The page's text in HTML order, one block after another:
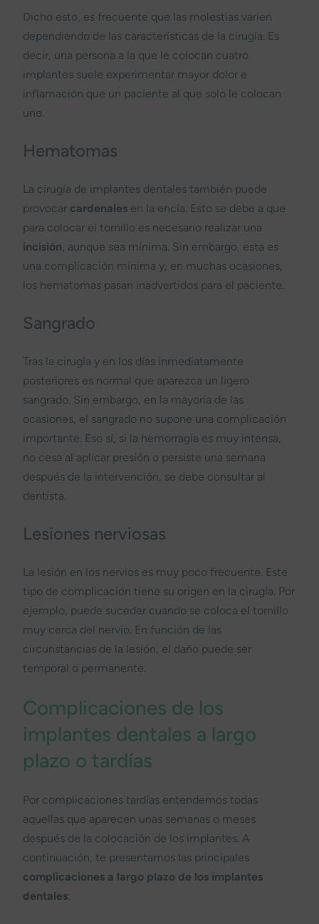
Dicho esto, es frecuente que las molestias varíen
dependiendo de las características de la cirugía. Es
decir, una persona a la que le colocan cuatro
implantes suele experimentar mayor dolor e
inflamación que un paciente al que solo le colocan
uno.
Hematomas
La cirugía de implantes dentales también puede
provocar cardenales en la encía. Esto se debe a que
para colocar el tornillo es necesario realizar una
incisión, aunque sea mínima. Sin embargo, esta es
una complicación mínima y, en muchas ocasiones,
los hematomas pasan inadvertidos para el paciente.
Sangrado
Tras la cirugía y en los días inmediatamente
posteriores es normal que aparezca un ligero
sangrado. Sin embargo, en la mayoría de las
ocasiones, el sangrado no supone una complicación
importante. Eso sí, si la hemorragia es muy intensa,
no cesa al aplicar presión o persiste una semana
después de la intervención, se debe consultar al
dentista.
Lesiones nerviosas
La lesión en los nervios es muy poco frecuente. Este
tipo de complicación tiene su origen en la cirugía. Por
ejemplo, puede suceder cuando se coloca el tornillo
muy cerca del nervio. En función de las
circunstancias de la lesión, el daño puede ser
temporal o permanente.
Complicaciones de los
implantes dentales a largo
plazo o tardías
Por complicaciones tardías entendemos todas
aquellas que aparecen unas semanas o meses
después de la colocación de los implantes. A
continuación, te presentamos las principales
complicaciones a largo plazo de los implantes
dentales: